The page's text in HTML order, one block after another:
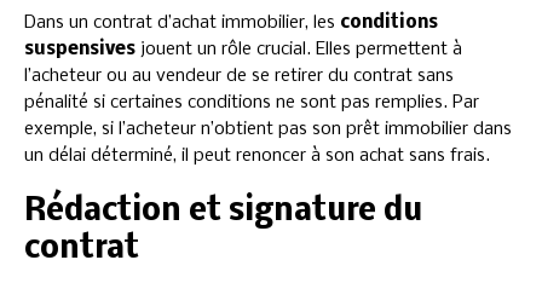
Dans un contrat d’achat immobilier, les conditions
suspensives jouent un rôle crucial. Elles permettent à
l’acheteur ou au vendeur de se retirer du contrat sans
pénalité si certaines conditions ne sont pas remplies. Par
exemple, si l’acheteur n’obtient pas son prêt immobilier dans
un délai déterminé, il peut renoncer à son achat sans frais.
Rédaction et signature du
contrat